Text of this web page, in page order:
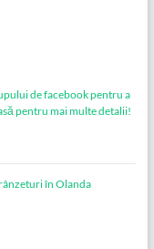
de facebook pentru a
pentru mai multe detalii!
în Olanda